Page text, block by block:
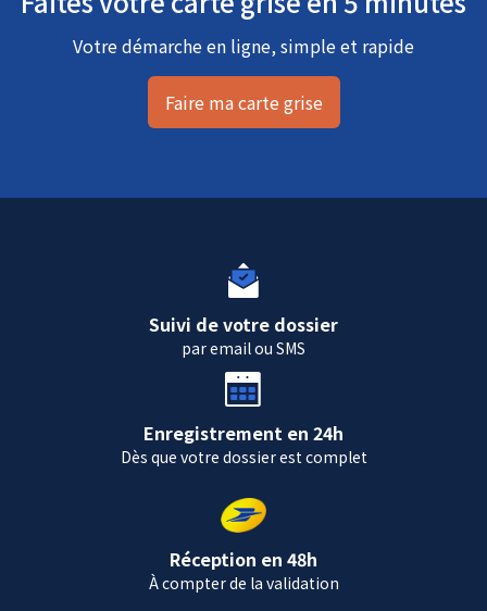
Votre démarche en ligne, simple et rapide
Faire ma carte grise
Suivi de votre dossier
par email ou SMS
Enregistrement en 24h
Dès que votre dossier est complet
Réception en 48h
À compter de la validation